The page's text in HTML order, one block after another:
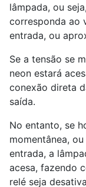
lâmpada, ou
corresponda ao
entrada, ou
Se a tensão se
neon estará
conexão direta
saída.
No entanto, se
momentânea,
entrada, a
acesa, fazendo
relé seja